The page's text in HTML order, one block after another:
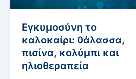
Εγκυμοσύνη το
καλοκαίρι: θάλασσα,
πισίνα, κολύμπι και
ηλιοθεραπεία